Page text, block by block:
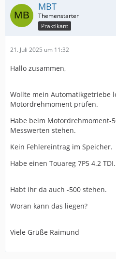
MBT
Praktikant
21. Juli 2025 um 11:32
Hallo zusammen,
Wollte mein Automatikgetriebe
Motordrehmoment prüfen.
Habe beim Motordrehmoment-
Messwerten stehen.
Kein Fehlereintrag im Speicher.
Habe einen Touareg 7P5 4.2 TDI.
Habt ihr da auch -500 stehen.
Woran kann das liegen?
Viele Grüße Raimund